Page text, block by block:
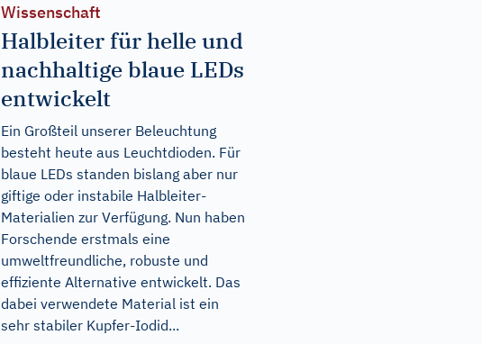
Wissenschaft
Halbleiter für helle und
nachhaltige blaue LEDs
entwickelt
Ein Großteil unserer Beleuchtung
besteht heute aus Leuchtdioden. Für
blaue LEDs standen bislang aber nur
giftige oder instabile Halbleiter-
Materialien zur Verfügung. Nun haben
Forschende erstmals eine
umweltfreundliche, robuste und
effiziente Alternative entwickelt. Das
dabei verwendete Material ist ein
sehr stabiler Kupfer-Iodid...